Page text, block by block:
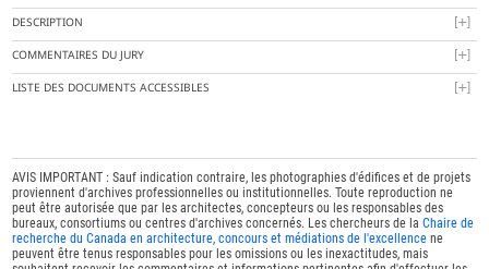
DESCRIPTION
COMMENTAIRES DU JURY
LISTE DES DOCUMENTS ACCESSIBLES
AVIS IMPORTANT : Sauf indication contraire, les photographies d'édifices et de projets
proviennent d'archives professionnelles ou institutionnelles. Toute reproduction ne
peut être autorisée que par les architectes, concepteurs ou les responsables des
bureaux, consortiums ou centres d'archives concernés. Les chercheurs de laChaire de
recherche du Canada en architecture, concours et médiations de l'excellence ne
peuvent être tenus responsables pour les omissions ou les inexactitudes, mais